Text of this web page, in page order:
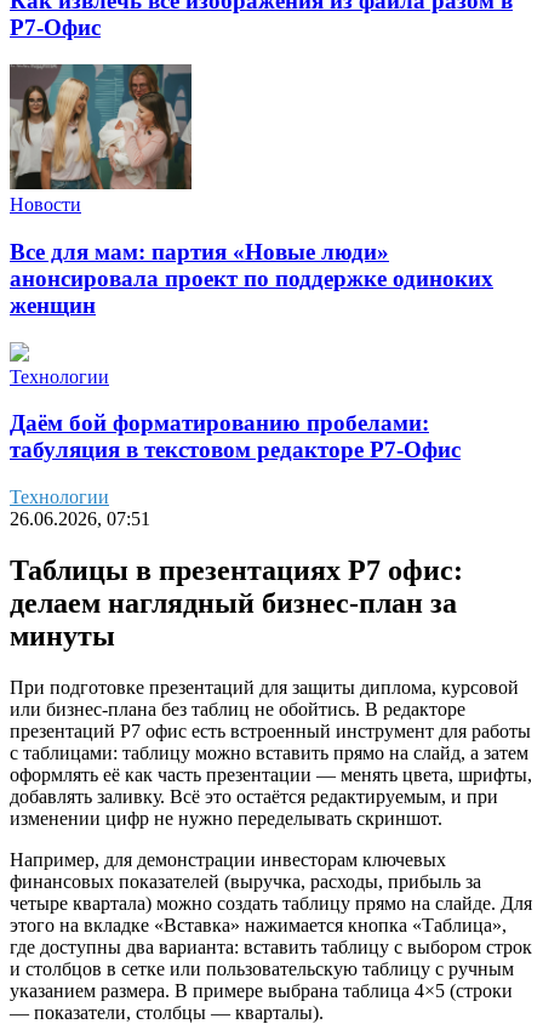
Р7-Офис
Новости
Все для мам: партия «Новые люди»
анонсировала проект по поддержке одиноких
женщин
Технологии
Даём бой форматированию пробелами:
табуляция в текстовом редакторе Р7-Офис
Технологии
26.06.2026, 07:51
Таблицы в презентациях Р7 офис:
делаем наглядный бизнес-план за
минуты
При подготовке презентаций для защиты диплома, курсовой
или бизнес-плана без таблиц не обойтись. В редакторе
презентаций Р7 офис есть встроенный инструмент для работы
с таблицами: таблицу можно вставить прямо на слайд, а затем
оформлять её как часть презентации — менять цвета, шрифты,
добавлять заливку. Всё это остаётся редактируемым, и при
изменении цифр не нужно переделывать скриншот.
Например, для демонстрации инвесторам ключевых
финансовых показателей (выручка, расходы, прибыль за
четыре квартала) можно создать таблицу прямо на слайде. Для
этого на вкладке «Вставка» нажимается кнопка «Таблица»,
где доступны два варианта: вставить таблицу с выбором строк
и столбцов в сетке или пользовательскую таблицу с ручным
указанием размера. В примере выбрана таблица 4×5 (строки
— показатели, столбцы — кварталы).